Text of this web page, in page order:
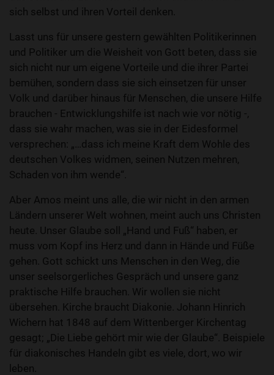
sich selbst und ihren Vorteil denken.
Lasst uns für unsere gestern gewählten Politikerinnen
und Politiker um die Weisheit von Gott beten, dass sie
sich nicht nur um eigene Vorteile und die ihrer Partei
bemühen, sondern dass sie sich einsetzen für unser
Volk und darüber hinaus für Menschen, die unsere Hilfe
brauchen - Entwicklungshilfe ist nach wie vor nötig -,
dass sie wahr machen, was sie in der Eidesformel
versprechen: „…dass ich meine Kraft dem Wohle des
deutschen Volkes widmen, seinen Nutzen mehren,
Schaden von ihm wende“.
Aber Amos meint uns alle, die wir nicht in den armen
Ländern unserer Welt wohnen, meint auch uns Christen
heute. Unser Glaube soll „Hand und Fuß“ haben, er
muss vom Kopf ins Herz und dann in Hände und Füße
gehen. Gott schickt uns Menschen in den Weg, die
unser seelsorgerliches Gespräch und unsere ganz
praktische Hilfe brauchen. Wir wollen sie nicht
übersehen. Kirche braucht Diakonie. Johann Hinrich
Wichern hat 1848 auf dem Wittenberger Kirchentag
gesagt; „Die Liebe gehört mir wie der Glaube“. Beispiele
für diakonisches Handeln gibt es viele, dort, wo wir
leben.